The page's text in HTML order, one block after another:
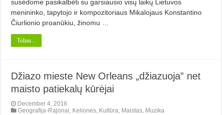
susėdome pasikalbėti su garsiausio visų laikų Lietuvos
menininko, tapytojo ir kompozitoriaus Mikalojaus Konstantino
Čiurlionio proanūkiu, žinomu …
Toliau...
Džiazo mieste New Orleans „džiazuoja” net
maisto patiekalų kūrėjai
December 4, 2016
Geografija-Rajonai, Kelionės, Kultūra, Maistas, Muzika